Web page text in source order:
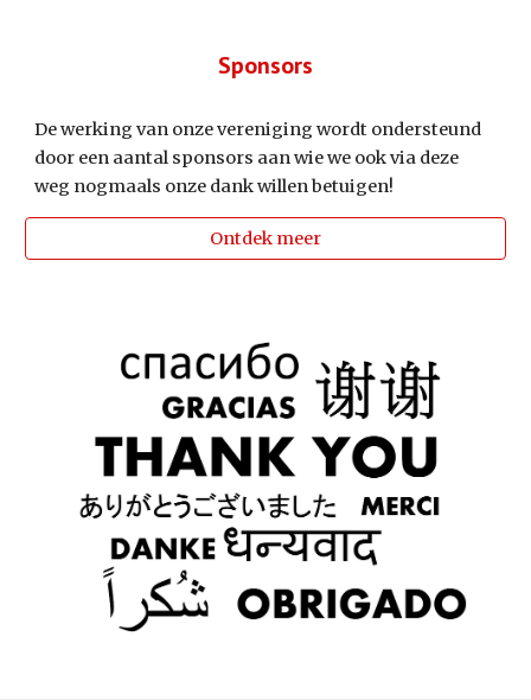
Sponsors
De werking van onze vereniging wordt ondersteund
door een aantal sponsors aan wie we ook via deze
weg nogmaals onze dank willen betuigen!
Ontdek meer